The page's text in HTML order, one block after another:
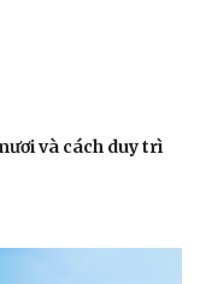
và cách duy trì